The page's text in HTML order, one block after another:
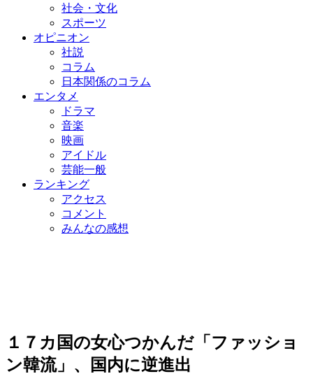
社会・文化
スポーツ
オピニオン
社説
コラム
日本関係のコラム
エンタメ
ドラマ
音楽
映画
アイドル
芸能一般
ランキング
アクセス
コメント
みんなの感想
１７カ国の女心つかんだ「ファッショ
ン韓流」、国内に逆進出